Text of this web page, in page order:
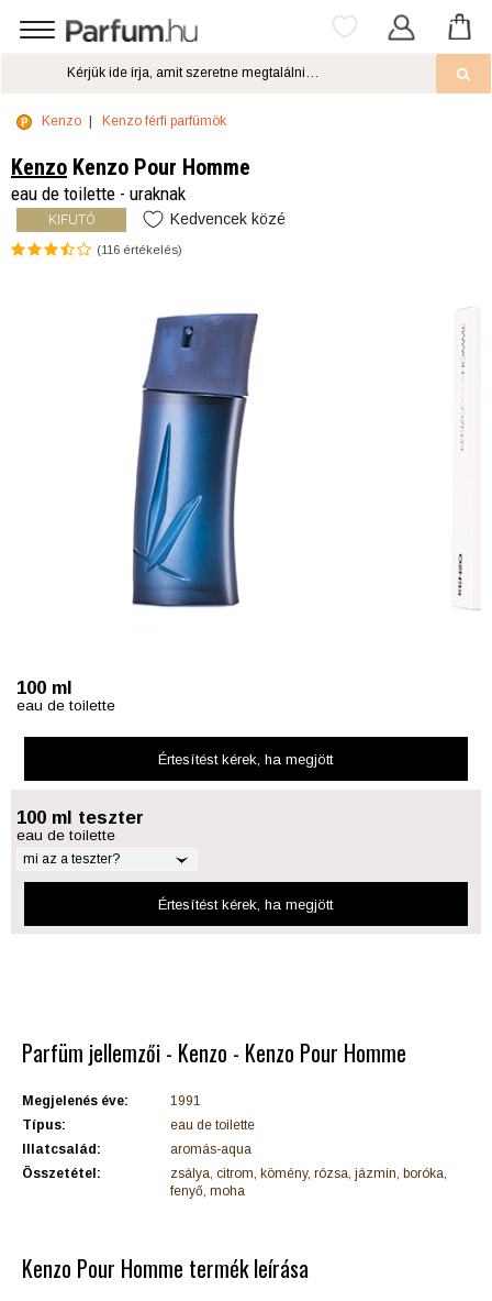
Kenzo Kenzo férfi parfümök
Kenzo Kenzo Pour Homme
eau de toilette - uraknak
KIFUTÓ Kedvencek közé
(116 értékelés)
100 ml
eau de toilette
Értesítést kérek, ha megjött
100 ml teszter
eau de toilette
mi az a teszter?
Értesítést kérek, ha megjött
Parfüm jellemzői - Kenzo - Kenzo Pour Homme
Megjelenés éve:
1991
Típus:
eau de toilette
Illatcsalád:
aromás-aqua
Összetétel:
zsálya, citrom, kömény, rózsa, jázmin, boróka,
fenyő, moha
Kenzo Pour Homme termék leírása